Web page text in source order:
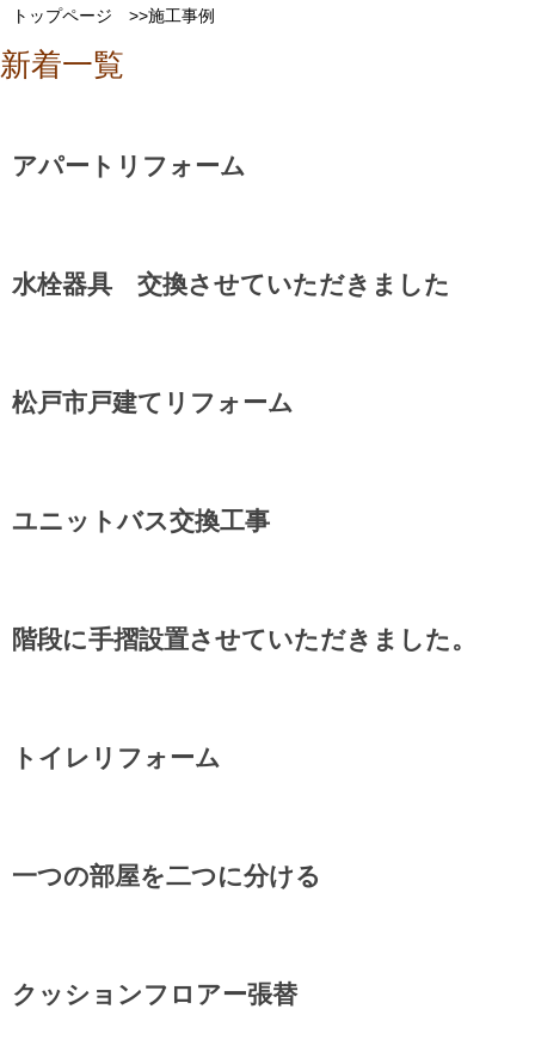
トップページ >>施工事例
新着一覧
アパートリフォーム
水栓器具 交換させていただきました
松戸市戸建てリフォーム
ユニットバス交換工事
階段に手摺設置させていただきました。
トイレリフォーム
一つの部屋を二つに分ける
クッションフロアー張替